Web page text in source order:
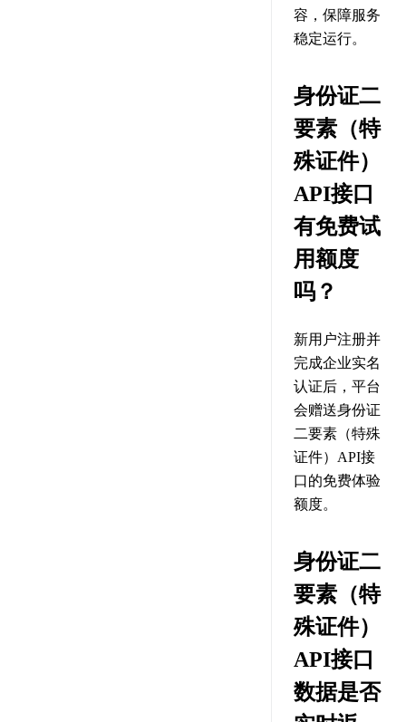
容，保障服务
稳定运行。
身份证二
要素（特
殊证件）
API接口
有免费试
用额度
吗？
新用户注册并
完成企业实名
认证后，平台
会赠送身份证
二要素（特殊
证件）API接
口的免费体验
额度。
身份证二
要素（特
殊证件）
API接口
数据是否